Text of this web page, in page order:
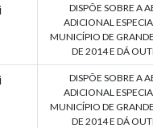
DISPÕE SOBRE A
ADICIONAL
MUNICÍPIO DE
DE 2014 E DÁ
DISPÕE SOBRE A
ADICIONAL
MUNICÍPIO DE
DE 2014 E DÁ